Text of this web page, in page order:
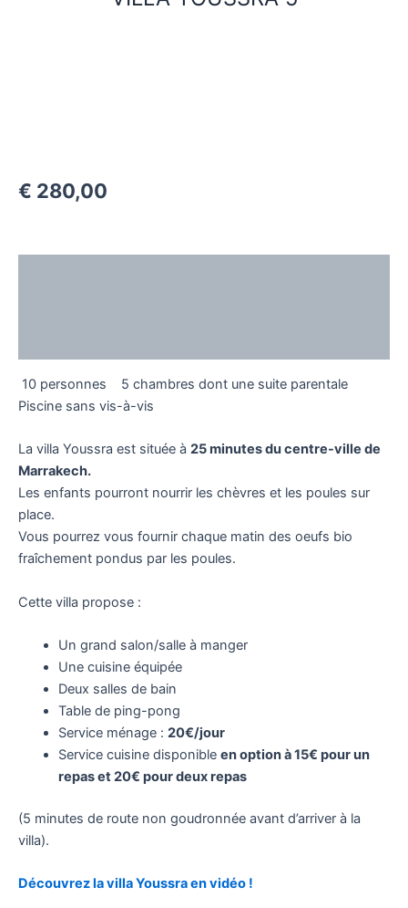
€ 280,00
10 personnes
5 chambres dont une suite parentale
Piscine sans vis-à-vis
La villa Youssra est située à 25 minutes du centre-ville de
Marrakech.
Les enfants pourront nourrir les chèvres et les poules sur
place.
Vous pourrez vous fournir chaque matin des oeufs bio
fraîchement pondus par les poules.
Cette villa propose :
Un grand salon/salle à manger
Une cuisine équipée
Deux salles de bain
Table de ping-pong
Service ménage : 20€/jour
Service cuisine disponible en option à 15€ pour un
repas et 20€ pour deux repas
(5 minutes de route non goudronnée avant d’arriver à la
villa).
Découvrez la villa Youssra en vidéo !